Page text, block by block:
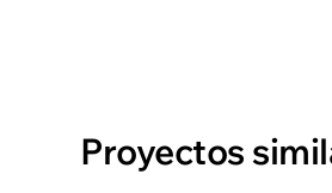
Proyectos